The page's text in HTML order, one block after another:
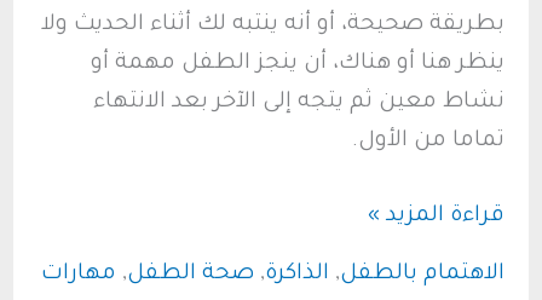
بطريقة صحيحة، أو أنه ينتبه لك أثناء الحديث ولا
ينظر هنا أو هناك، أن ينجز الطفل مهمة أو
نشاط معين ثم يتجه إلى الآخر بعد الانتهاء
تماما من الأول.
كيف
قراءة المزيد »
الاهتمام بالطفل, الذاكرة, صحة الطفل, مهارات